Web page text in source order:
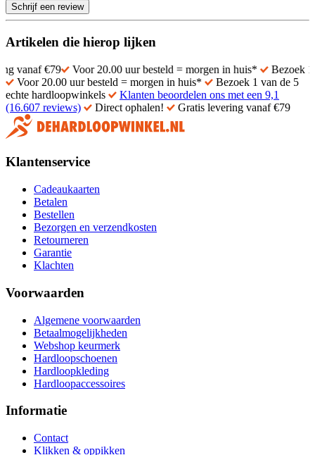
Schrijf een review
Artikelen die hierop lijken
€79 Voor 20.00 uur besteld = morgen in huis*
Bezoek 1 van de
Voor 20.00 uur besteld = morgen in huis*
Bezoek 1 van de 5
echte hardloopwinkels
Klanten beoordelen ons met een 9,1
(16.607 reviews)
Direct ophalen! Gratis levering vanaf €79
Klantenservice
Cadeaukaarten
Betalen
Bestellen
Bezorgen en verzendkosten
Retourneren
Garantie
Klachten
Voorwaarden
Algemene voorwaarden
Betaalmogelijkheden
Webshop keurmerk
Hardloopschoenen
Hardloopkleding
Hardloopaccessoires
Informatie
Contact
Klikken & oppikken